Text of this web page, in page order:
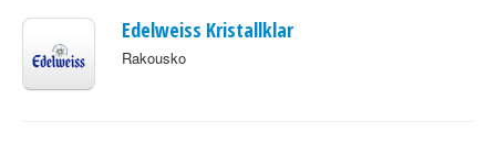
Edelweiss Kristallklar
Rakousko